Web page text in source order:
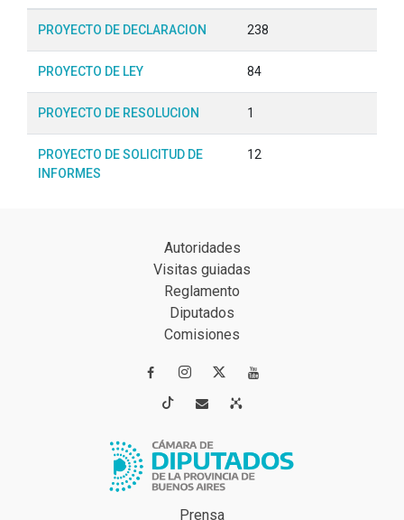
PROYECTO DE DECLARACION 238
PROYECTO DE LEY 84
PROYECTO DE RESOLUCION 1
PROYECTO DE SOLICITUD DE
INFORMES
12
Autoridades
Visitas guiadas
Reglamento
Diputados
Comisiones
 
 
Prensa